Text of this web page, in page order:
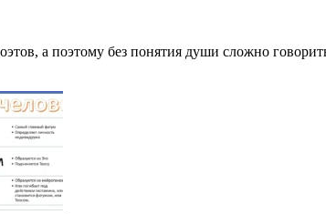
а поэтому без понятия души сложно